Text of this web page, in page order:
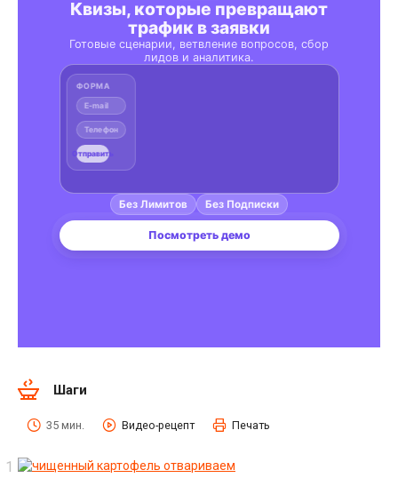
Шаги
35 мин. Видео-рецепт Печать